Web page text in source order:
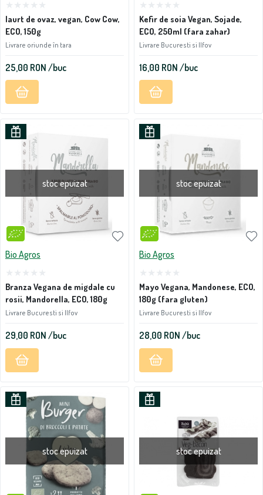
Iaurt de ovaz, vegan, Cow Cow,
ECO, 150g
Livrare oriunde în tara
25,00 RON /buc
Kefir de soia Vegan, Sojade,
ECO, 250ml (fara zahar)
Livrare Bucuresti si Ilfov
16,00 RON /buc
stoc epuizat
Bio Agros
Branza Vegana de migdale cu
rosii, Mandorella, ECO, 180g
Livrare Bucuresti si Ilfov
29,00 RON /buc
stoc epuizat
Bio Agros
Mayo Vegana, Mandonese, ECO,
180g (fara gluten)
Livrare Bucuresti si Ilfov
28,00 RON /buc
stoc epuizat stoc epuizat